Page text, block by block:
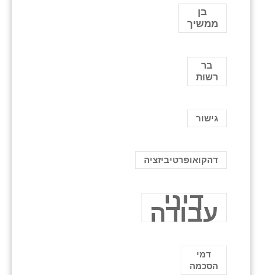
בן
ממשיך
בר
רשות
גישור
דהקואופרטיביזציה
דיני
עבודה
דמי
הסכמה